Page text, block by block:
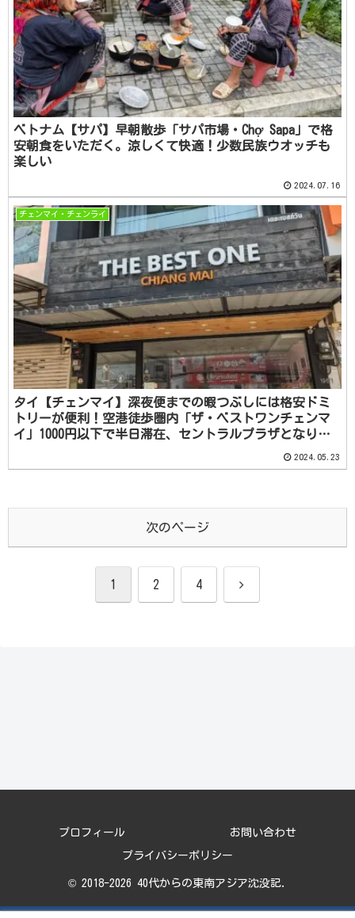
ベトナム【サパ】早朝散歩「サパ市場・Chợ Sapa」で格
安朝食をいただく。涼しくて快適！少数民族ウオッチも
楽しい
2024.07.16
チェンマイ・チェンライ
タイ【チェンマイ】深夜便までの暇つぶしには格安ドミ
トリーが便利！空港徒歩圏内「ザ・ベストワンチェンマ
イ」1000円以下で半日滞在、セントラルプラザとなりサ
2024.05.23
次のページ
1 2 4 次
プロフィール お問い合わせ
プライバシーポリシー
© 2018-2026 40代からの東南アジア沈没記.